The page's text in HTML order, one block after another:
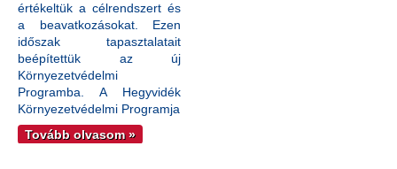
értékeltük a célrendszert és
a beavatkozásokat. Ezen
időszak tapasztalatait
beépítettük az új
Környezetvédelmi
Programba. A Hegyvidék
Környezetvédelmi Programja
Tovább olvasom »